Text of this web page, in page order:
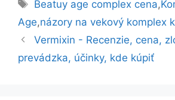
Beatuy age complex cena,
Age,názory na vekový komplex
Vermixin - Recenzie, cena,
prevádzka, účinky, kde kúpiť